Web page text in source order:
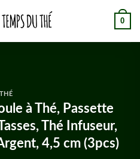
0
THÉ
à Thé, Passette
Thé Infuseur,
4,5 cm (3pcs)